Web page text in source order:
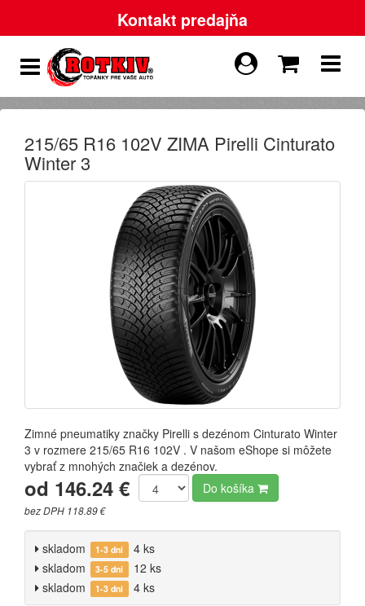
Kontakt predajňa
215/65 R16 102V ZIMA Pirelli Cinturato
Winter 3
Zimné pneumatiky značky Pirelli s dezénom Cinturato Winter
3 v rozmere 215/65 R16 102V . V našom eShope si môžete
vybrať z mnohých značiek a dezénov.
od 146.24 €
bez DPH 118.89 €
Do košíka
skladom 1-3 dni
4 ks
skladom
3-5 dní
12 ks
skladom
1-3 dni 4 ks